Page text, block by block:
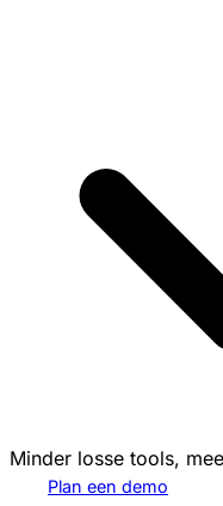
Minder losse tools,
Plan een demo